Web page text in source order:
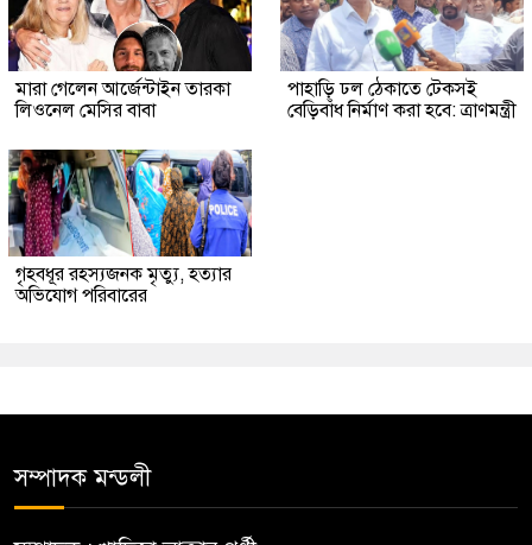
মারা গেলেন আর্জেন্টাইন তারকা
লিওনেল মেসির বাবা
পাহাড়ি ঢল ঠেকাতে টেকসই
বেড়িবাঁধ নির্মাণ করা হবে: ত্রাণমন্ত্রী
গৃহবধূর রহস্যজনক মৃত্যু, হত্যার
অভিযোগ পরিবারের
সম্পাদক মন্ডলী